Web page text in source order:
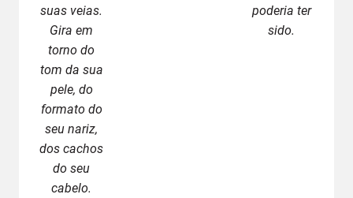
suas veias.
Gira em
torno do
tom da sua
pele, do
formato do
seu nariz,
dos cachos
do seu
cabelo.
poderia ter
sido.